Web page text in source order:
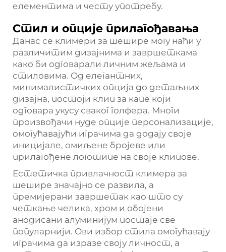
елементима и честу употребу.
Стил и опције прилагођавања
Данас се климери за шешире могу наћи у
различитим дизајнима и завршеткама
како би одговарали личним жељама и
стиловима. Од елегантних,
минималистичких опција до детаљних
дизајна, постоји клип за капе који
одговара укусу сваког голфера. Многи
произвођачи нуде опције персонализације,
омогућавајући играчима да додају своје
иницијале, омиљене бројеве или
прилагођене логотипе на своје клипове.
Естетичка привлачност климера за
шешире значајно се развила, а
премијерани завршетак као што су
четкање челика, хром и обојени
анодисани алуминијум постаје све
популарнији. Ови избор стила омогућавају
играчима да изразе своју личност, а